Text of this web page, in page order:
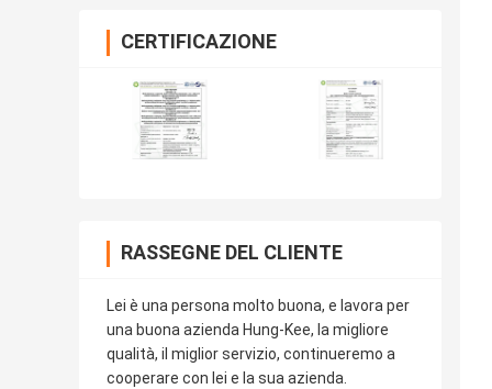
CERTIFICAZIONE
RASSEGNE DEL CLIENTE
Lei è una persona molto buona, e lavora per
una buona azienda Hung-Kee, la migliore
qualità, il miglior servizio, continueremo a
cooperare con lei e la sua azienda.